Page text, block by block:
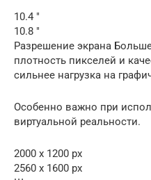
10.4 ″
10.8 ″
Разрешение экрана
плотность пикселей и
сильнее нагрузка на
Особенно важно при
виртуальной реальности.
2000 x 1200 px
2560 x 1600 px